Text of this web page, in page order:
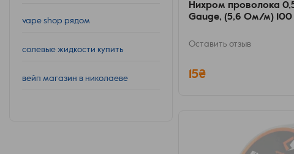
vape shop рядом
солевые жидкости купить
вейп магазин в николаеве
Нихром проволока
Gauge, (5,6 Ом/м)
Оставить отзыв
15₴